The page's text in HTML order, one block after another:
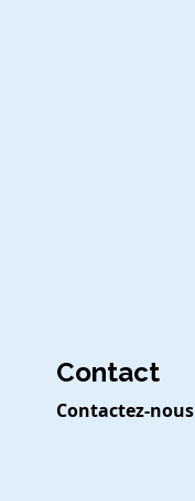
Contact
Contactez-nous